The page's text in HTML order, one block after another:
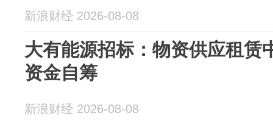
新浪财经 2026-08-08
大有能源招标：物资供应租赁
资金自筹
新浪财经 2026-08-08